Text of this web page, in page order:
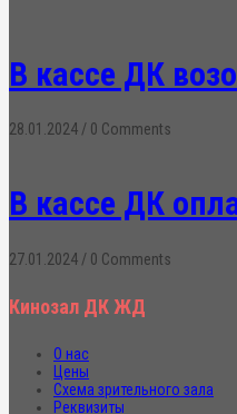
В кассе ДК
28.01.2024 / 0 Comments
В кассе ДК
27.01.2024 / 0 Comments
Кинозал ДК ЖД
О нас
Цены
Схема зрительного зала
Реквизиты